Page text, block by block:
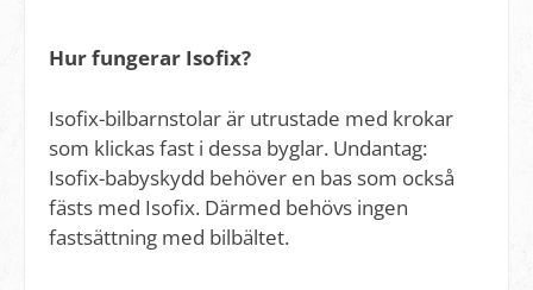
Hur fungerar Isofix?
Isofix-bilbarnstolar är utrustade med krokar
som klickas fast i dessa byglar. Undantag:
Isofix-babyskydd behöver en bas som också
fästs med Isofix. Därmed behövs ingen
fastsättning med bilbältet.